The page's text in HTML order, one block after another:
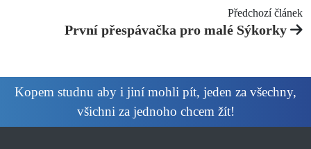
Předchozí článek
První přespávačka pro malé Sýkorky
Kopem studnu aby i jiní mohli pít, jeden za všechny,
všichni za jednoho chcem žít!